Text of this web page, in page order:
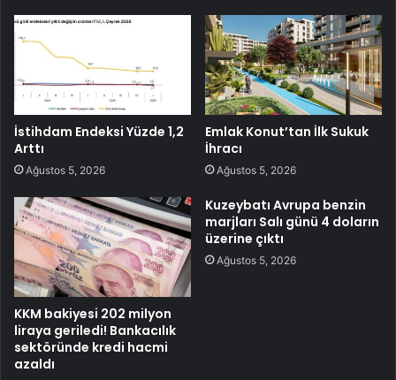
İstihdam Endeksi Yüzde 1,2
Arttı
Ağustos 5, 2026
Emlak Konut’tan İlk Sukuk
İhracı
Ağustos 5, 2026
KKM bakiyesi 202 milyon
liraya geriledi! Bankacılık
sektöründe kredi hacmi
azaldı
Kuzeybatı Avrupa benzin
marjları Salı günü 4 doların
üzerine çıktı
Ağustos 5, 2026